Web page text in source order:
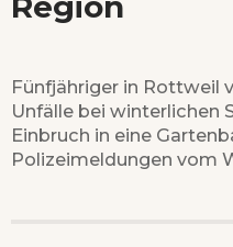
Fünfjähriger in Rottweil
Unfälle bei winterlichen
Einbruch in eine
Polizeimeldungen vom